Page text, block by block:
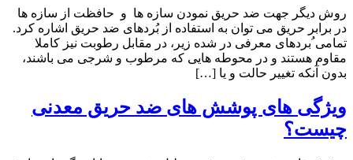
روش دیگر جهت ضد حریق نمودن سازه ها و حافظت از سازه ها
در برابر حریق می توان به استفاده از بُردهای ضد حریق اشاره کرد.
تمامی ُبردهای معرفی در شده زیر، در مقابل رطوبت نیز کاملا
مقاوم هستند و در محوطه هایی که مرطوب و شرجی می باشند،
بدون آنکه تغییر حالت و یا […]
ویژگی های پوشش های ضد حریق معدنی
چیست؟